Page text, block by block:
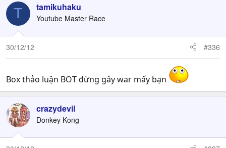
T tamikuhaku
Youtube Master Race
30/12/12 #336
Box thảo luận BOT đừng gây war mấy bạn
crazydevil
Donkey Kong